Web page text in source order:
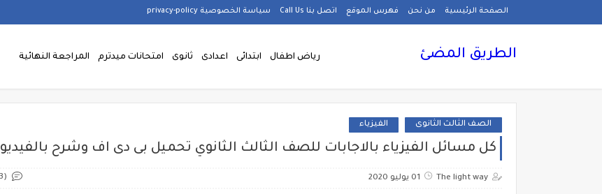
الصفحة الرئيسية من نحن فهرس الموقع اتصل بنا Call Us سياسة الخصوصية privacy-policy
الطريق المضئ رياض اطفال ابتدائى اعدادى ثانوى امتحانات ميدترم المراجعة النهائية
الصف الثالث الثانوى الفيزياء
كل مسائل الفيزياء بالاجابات للصف الثالث الثانوي تحميل بى دى اف وشرح بالفيديو
The light way 01 يوليو 2020 (3)